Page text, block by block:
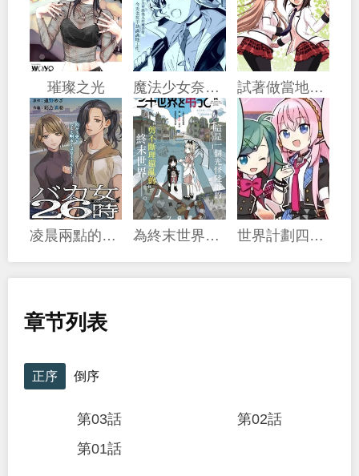
璀璨之光 魔法少女奈葉 EXCEEDS 試著做當地偶像的普通女高中生
凌晨兩點的蠢女人 為終末世界獻上祈禱 世界計劃四格漫畫
章节列表
正序 倒序
第03話
第02話
第01話